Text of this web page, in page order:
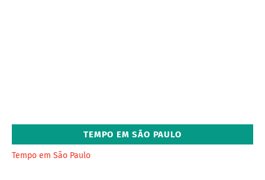
TEMPO EM SÃO PAULO
Tempo em São Paulo